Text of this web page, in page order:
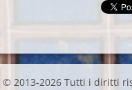
© 2013-2026 Tutti i diritti